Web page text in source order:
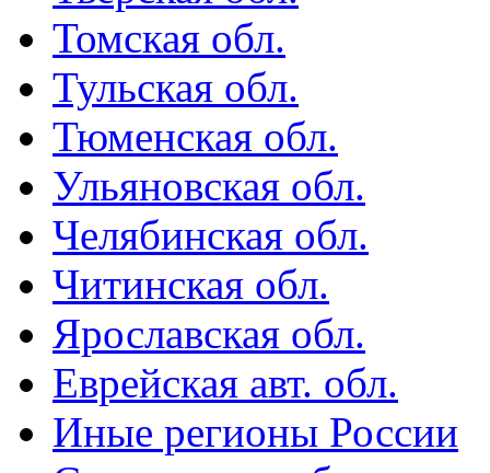
Томская обл.
Тульская обл.
Тюменская обл.
Ульяновская обл.
Челябинская обл.
Читинская обл.
Ярославская обл.
Еврейская авт. обл.
Иные регионы России